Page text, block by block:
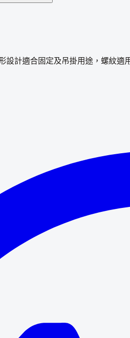
設計適合固定及吊掛用途，螺紋